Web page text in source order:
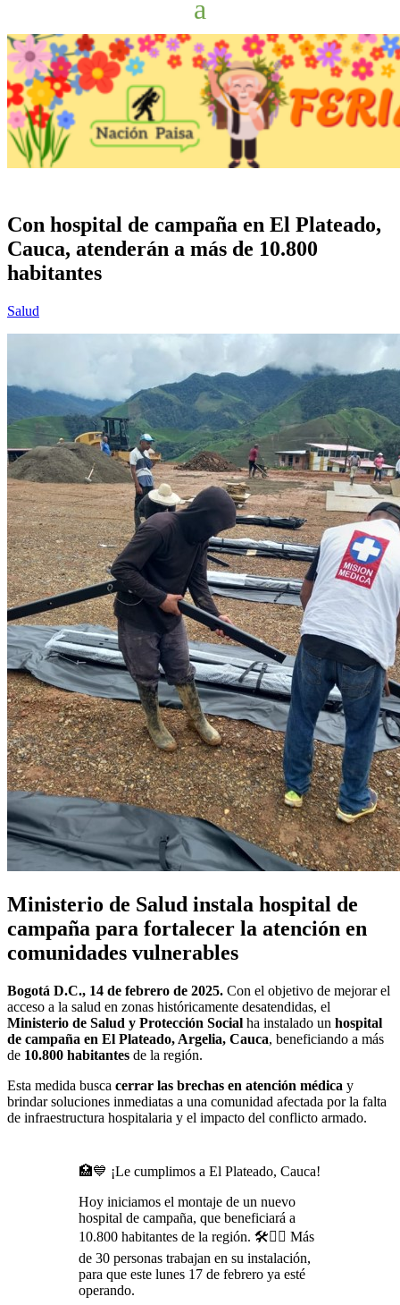
Con hospital de campaña en El Plateado,
Cauca, atenderán a más de 10.800
habitantes
Salud
Ministerio de Salud instala hospital de
campaña para fortalecer la atención en
comunidades vulnerables
Bogotá D.C., 14 de febrero de 2025. Con el objetivo de mejorar el
acceso a la salud en zonas históricamente desatendidas, el
Ministerio de Salud y Protección Social ha instalado un hospital
de campaña en El Plateado, Argelia, Cauca, beneficiando a más
de 10.800 habitantes de la región.
Esta medida busca cerrar las brechas en atención médica y
brindar soluciones inmediatas a una comunidad afectada por la falta
de infraestructura hospitalaria y el impacto del conflicto armado.
🏥💙 ¡Le cumplimos a El Plateado, Cauca!
Hoy iniciamos el montaje de un nuevo
hospital de campaña, que beneficiará a
10.800 habitantes de la región. 🛠👷‍♂ Más
de 30 personas trabajan en su instalación,
para que este lunes 17 de febrero ya esté
operando.